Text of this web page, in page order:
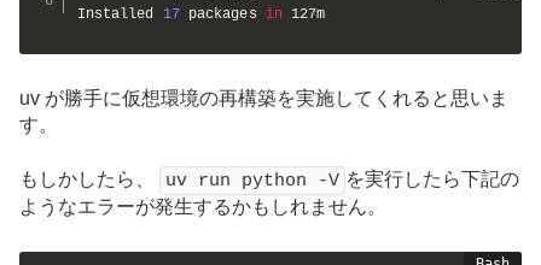
Installed
17 packages in 127m
uv が勝手に仮想環境の再構築を実施してくれると思いま
す。
もしかしたら、 uv run python -V を実行したら下記の
ようなエラーが発生するかもしれません。